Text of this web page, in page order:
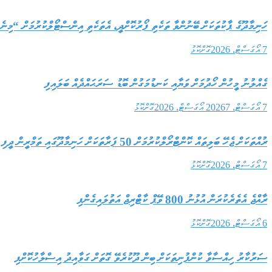
ހަނިމާދޫގެ ޕާކުތަކަށް ބޭނުންވާ ތަކެތި ފޯރުކޮށްދީ، އެތަކެތި އިންސްޓޯލްކުރުމަށް
7 އޯގަސްޓް، 2026 ގޮށްކޮޅު
ގެއްލުނު މީހުން ހޯދުމަށް ވަޔާއި ކަނޑުމަގުން ބޮޑު ސަރަޙައްދެއް ބަލައިފި
7 އޯގަސްޓް، 2026 7 އޯގަސްޓް، 2026 ގޮށްކޮޅު
ރުއްތަކަށް ޖެހޭ ބަލިތައް ކޮންޓްރޯލްކުރުމަށް 50 ފަރާތަކަށް ހަނިމާދޫގައި ތަމްރީން ދީފި
7 އޯގަސްޓް، 2026 ގޮށްކޮޅު
ރާއްޖެ އެތެރެކުރަން އުޅުނު 800 ވޭޕް ކާޓްރިޖް އަތުލައިގެންފި
6 އޯގަސްޓް، 2026 ގޮށްކޮޅު
ސަރުކާރު ހިއްސާވާ ކުންފުނިތަކަށް ބިން ދޫކުރެވޭ ގޮތަށް ގަވާއިދު އިސްލާހުކޮށްފި